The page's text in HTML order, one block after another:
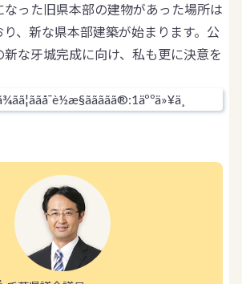
なった旧県本部の建物があった場所は
、新な県本部建築が始まります。公
な牙城完成に向け、私も更に決意を